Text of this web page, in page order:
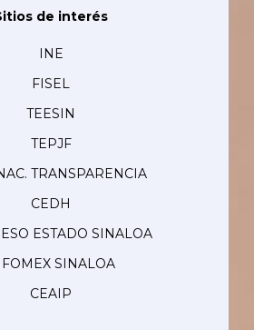
de interés
INE
FISEL
TEESIN
TEPJF
TRANSPARENCIA
CEDH
ESTADO SINALOA
SINALOA
CEAIP